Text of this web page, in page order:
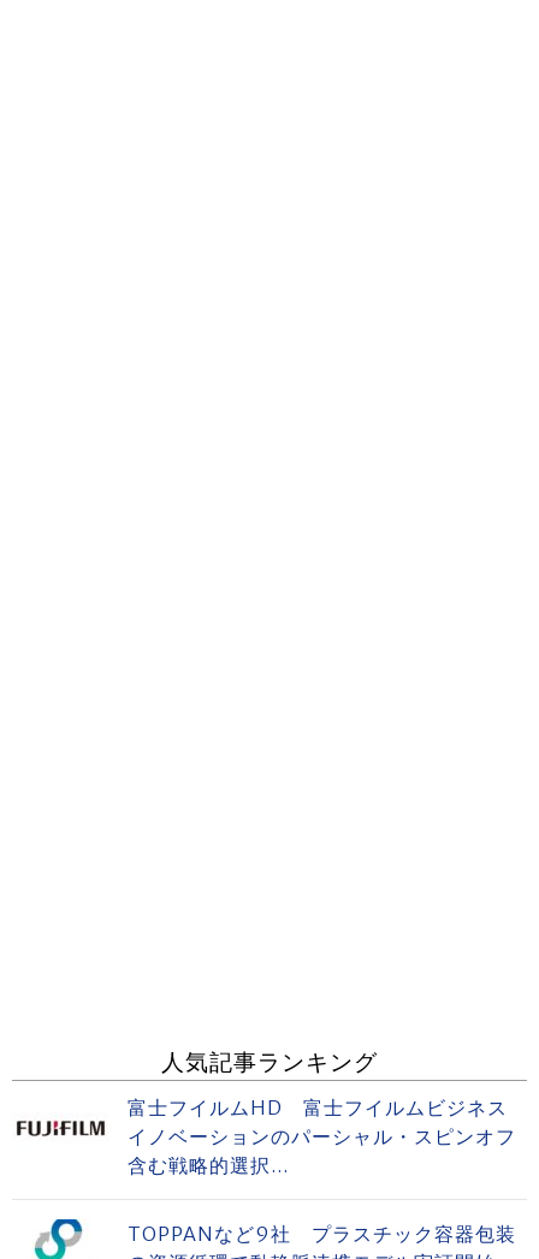
人気記事ランキング
富士フイルムHD 富士フイルムビジネス
イノベーションのパーシャル・スピンオフ
含む戦略的選択...
TOPPANなど9社 プラスチック容器包装